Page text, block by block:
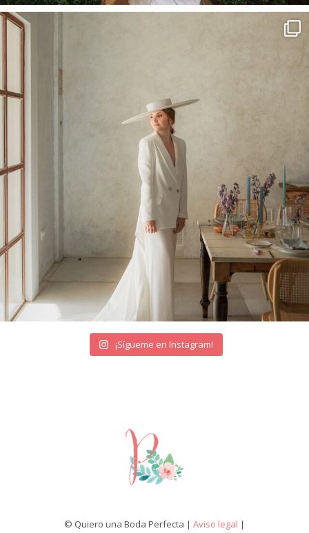
¡Sígueme en Instagram!
© Quiero una Boda Perfecta | Aviso legal |